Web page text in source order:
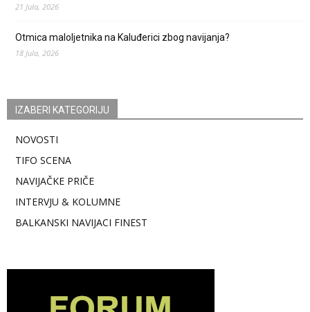
21 Jula, 2026
Otmica maloljetnika na Kaluđerici zbog navijanja?
18 Jula, 2026
IZABERI KATEGORIJU
NOVOSTI
TIFO SCENA
NAVIJAČKE PRIČE
INTERVJU & KOLUMNE
BALKANSKI NAVIJACI FINEST